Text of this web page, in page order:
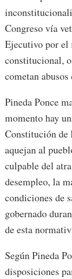
Congreso vía
Ejecutivo por el
constitucional, o
cometan
Pineda Ponce
momento hay
Constitución de
aquejan al
culpable del
desempleo, la
condiciones de
gobernado
de esta
Según Pineda
disposiciones